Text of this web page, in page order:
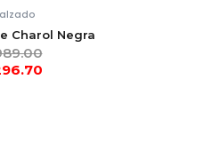
Charol Negra